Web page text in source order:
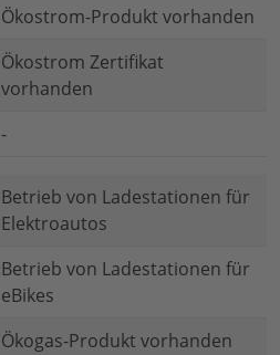
Ökostrom-Produkt vorhanden
Ökostrom Zertifikat
vorhanden
-
Betrieb von Ladestationen für
Elektroautos
Betrieb von Ladestationen für
eBikes
Ökogas-Produkt vorhanden